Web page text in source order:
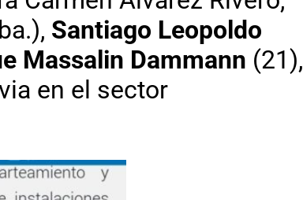
Santiago Leopoldo
Massalin Dammann (21),
en el sector